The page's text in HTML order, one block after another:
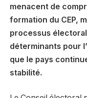
menacent de
formation du CEP,
processus
déterminants pour
que le pays
stabilité.